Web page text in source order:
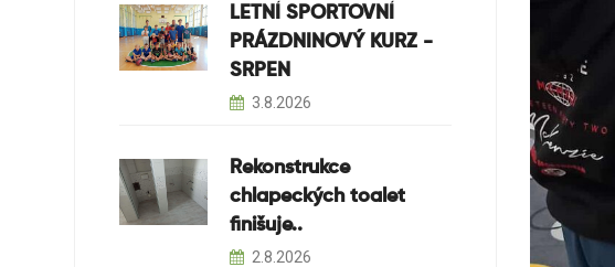
LETNÍ SPORTOVNÍ
PRÁZDNINOVÝ KURZ -
SRPEN
3.8.2026
Rekonstrukce
chlapeckých toalet
finišuje..
2.8.2026